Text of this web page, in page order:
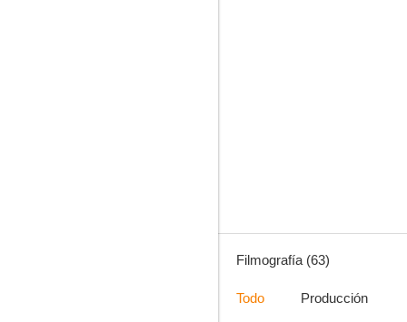
Filmografía (63)
Todo Producción